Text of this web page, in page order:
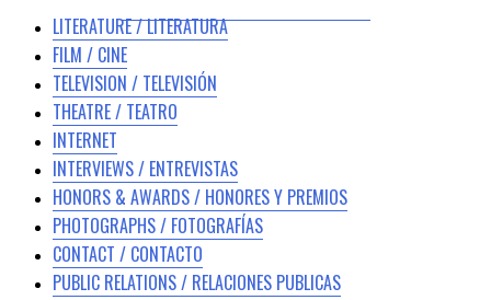
LITERATURE / LITERATURA
FILM / CINE
TELEVISION / TELEVISIÓN
THEATRE / TEATRO
INTERNET
INTERVIEWS / ENTREVISTAS
HONORS & AWARDS / HONORES Y PREMIOS
PHOTOGRAPHS / FOTOGRAFÍAS
CONTACT / CONTACTO
PUBLIC RELATIONS / RELACIONES PUBLICAS